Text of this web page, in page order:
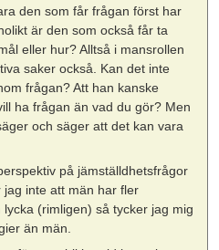
den som får frågan först har
är den som också får ta
eller hur? Alltså i mansrollen
saker också. Kan det inte
frågan? Att han kanske
ha frågan än vad du gör? Men
och säger att det kan vara
på jämställdhetsfrågor
inte att män har fler
(rimligen) så tycker jag mig
än män.